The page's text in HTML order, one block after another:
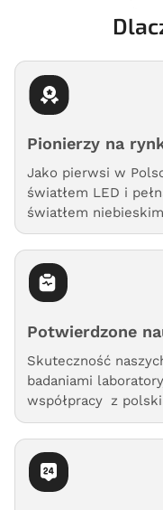
Pionierzy na
Jako pierwsi w
światłem LED i
światłem
Potwierdzone
Skuteczność
badaniami
współpracy z